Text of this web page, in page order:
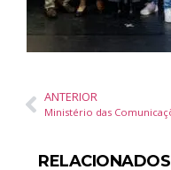
ANTERIOR
RELACIONADOS